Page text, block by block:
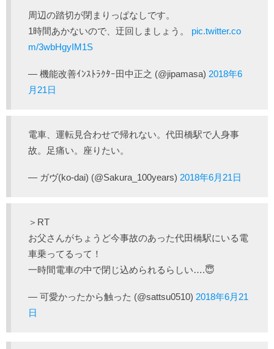
周辺の踏切が閉まりっぱなしです。
1時間あかないので、迂回しましょう。 pic.twitter.co
m/3wbHgyIM1S
— 機能改善ｲﾝｽﾄﾗｸﾀｰ田中正之 (@jipamasa) 2018年6
月21日
電車、運転見合わせで帰れない。代田橋駅で人身事
故。足痛い。座りたい。
— ガヴ(ko-dai) (@Sakura_100years) 2018年6月21日
＞RT
お父さんがちょうど今事故のあった代田橋駅にいる電
車乗ってるって！
一時間電車の中で閉じ込められるらしい….😇
— 可愛かったから触った (@sattsu0510) 2018年6月21
日